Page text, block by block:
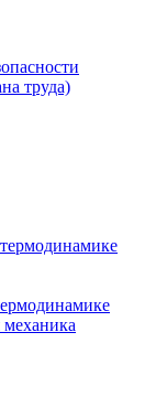
труда)
механика